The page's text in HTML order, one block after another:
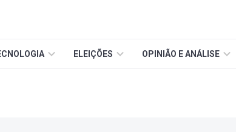
ELEIÇÕES OPINIÃO E ANÁLISE